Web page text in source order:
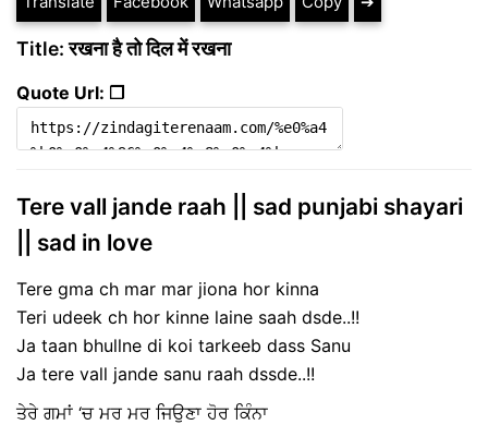
Title: रखना है तो दिल में रखना
Quote Url: ❐
Tere vall jande raah || sad punjabi shayari
|| sad in love
Tere gma ch mar mar jiona hor kinna
Teri udeek ch hor kinne laine saah dsde..!!
Ja taan bhullne di koi tarkeeb dass Sanu
Ja tere vall jande sanu raah dssde..!!
ਤੇਰੇ ਗਮਾਂ ‘ਚ ਮਰ ਮਰ ਜਿਉਣਾ ਹੋਰ ਕਿੰਨਾ